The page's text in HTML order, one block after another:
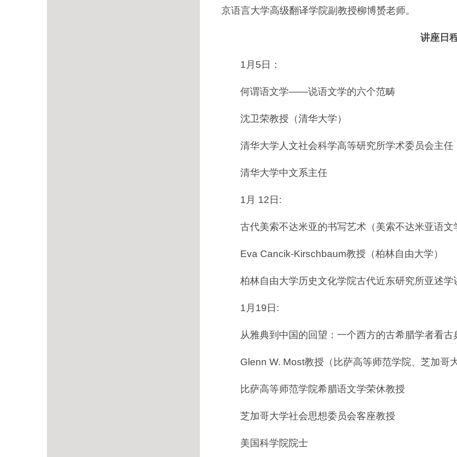
京语言大学高级翻译学院副教授柳博赟老师。
讲座日
1月5日：
何谓语文学——说语文学的六个范畴
沈卫荣教授（清华大学）
清华大学人文社会科学高等研究所学术委员会主任
清华大学中文系主任
1月 12日:
古代美索不达米亚的书写艺术（美索不达米亚语文
Eva Cancik-Kirschbaum教授（柏林自由大学）
柏林自由大学历史文化学院古代近东研究所亚述学
1月19日:
从雅典到中国的回望：一个西方的古希腊学者看古
Glenn W. Most教授（比萨高等师范学院、芝加哥
比萨高等师范学院希腊语文学荣休教授
芝加哥大学社会思想委员会客座教授
美国科学院院士